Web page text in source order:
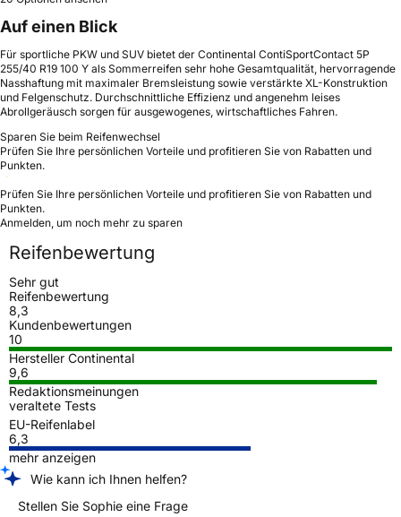
Auf einen Blick
Für sportliche PKW und SUV bietet der Continental ContiSportContact 5P
255/40 R19 100 Y als Sommerreifen sehr hohe Gesamtqualität, hervorragende
Nasshaftung mit maximaler Bremsleistung sowie verstärkte XL-Konstruktion
und Felgenschutz. Durchschnittliche Effizienz und angenehm leises
Abrollgeräusch sorgen für ausgewogenes, wirtschaftliches Fahren.
Sparen Sie beim Reifenwechsel
Prüfen Sie Ihre persönlichen Vorteile und profitieren Sie von Rabatten und
Punkten.
Prüfen Sie Ihre persönlichen Vorteile und profitieren Sie von Rabatten und
Punkten.
Anmelden, um noch mehr zu sparen
Reifenbewertung
Sehr gut
Reifenbewertung
8,3
Kundenbewertungen
10
Hersteller Continental
9,6
Redaktionsmeinungen
veraltete Tests
EU-Reifenlabel
6,3
mehr anzeigen
Wie kann ich Ihnen helfen?
Stellen Sie Sophie eine Frage